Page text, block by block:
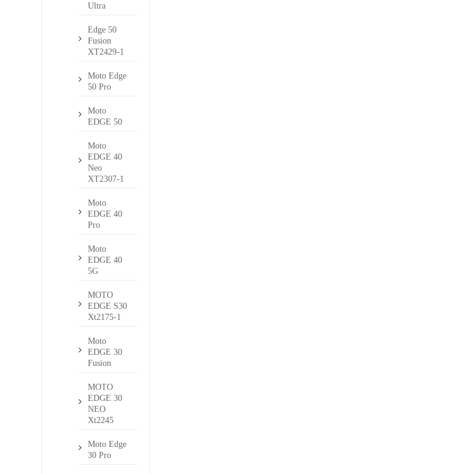
Ultra
Edge 50
Fusion
XT2429-1
Moto Edge
50 Pro
Moto
EDGE 50
Moto
EDGE 40
Neo
XT2307-1
Moto
EDGE 40
Pro
Moto
EDGE 40
5G
MOTO
EDGE S30
Xt2175-1
Moto
EDGE 30
Fusion
MOTO
EDGE 30
NEO
Xt2245
Moto Edge
30 Pro